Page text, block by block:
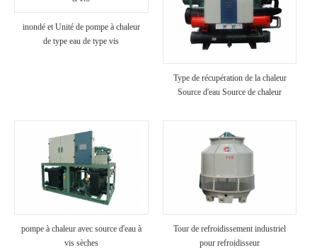
inondé et Unité de pompe à chaleur
de type eau de type vis
Type de récupération de la chaleur
Source d'eau Source de chaleur
pompe à chaleur avec source d'eau à
vis sèches
Tour de refroidissement industriel
pour refroidisseur